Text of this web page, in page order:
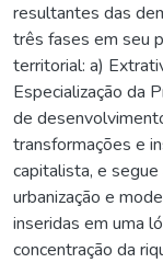
resultantes das
três fases em seu
territorial: a)
Especialização da
de
transformações e
capitalista, e
urbanização e
inseridas em uma
concentração da